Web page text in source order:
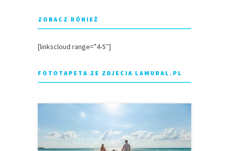
ZOBACZ RÓNIEŻ
[linkscloud range=”4-5″]
FOTOTAPETA ZE ZDJECIA LAMURAL.PL